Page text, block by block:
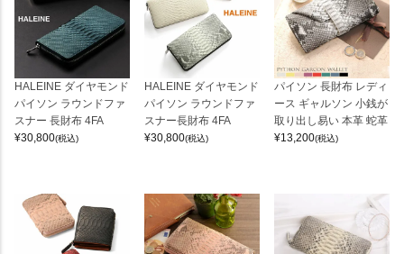
HALEINE ダイヤモンド
パイソン ラウンドファ
スナー 長財布 4FA
¥30,800(税込)
HALEINE ダイヤモンド
パイソン ラウンドファ
スナー長財布 4FA
¥30,800(税込)
パイソン 長財布 レディ
ース ギャルソン 小銭が
取り出し易い 本革 蛇革
¥13,200(税込)